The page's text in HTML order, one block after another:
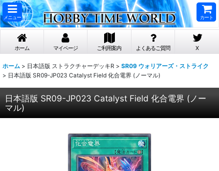
メニュー カート
ホーム マイページ ご利用案内 よくあるご質問 X
ホーム > 日本語版 ストラクチャーデッキR > SR09 ウォリアーズ・ストライク
> 日本語版 SR09-JP023 Catalyst Field 化合電界 (ノーマル)
日本語版 SR09-JP023 Catalyst Field 化合電界 (ノー
マル)